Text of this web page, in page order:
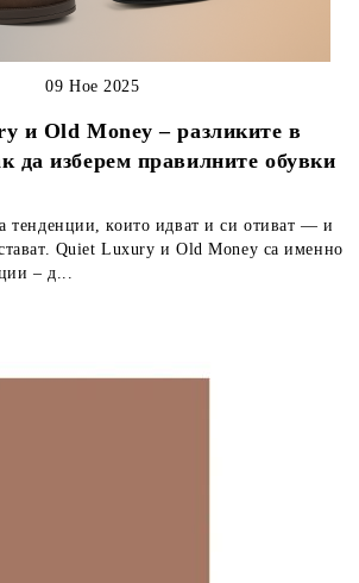
и Old Money – разликите в
да изберем правилните обувки
09 Ное 2025
тенденции, които идват и си отиват — и
Quiet Luxury и Old Money са именно
– д...